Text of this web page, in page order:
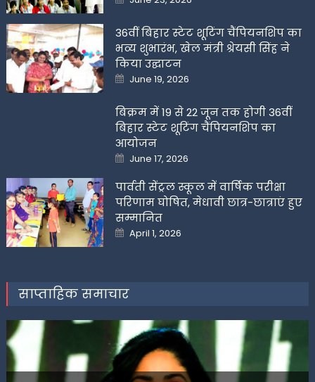
on
36वीं बिहार स्टेट शूटिंग चैंपियनशिप का
भव्य शुभारंभ, खेल मंत्री श्रेयसी सिंह ने
किया उद्घाटन
Posted
on
June 19, 2026
बिक्रम में 19 से 22 जून तक होगी 36वीं
बिहार स्टेट शूटिंग चैंपियनशिप का
आयोजन
Posted
on
June 17, 2026
पार्वती सेंट्रल स्कूल में वार्षिक परीक्षा
परिणाम घोषित, मेधावी छात्र-छात्राएं हुए
सम्मानित
Posted
on
April 1, 2026
साप्ताहिक समाचार